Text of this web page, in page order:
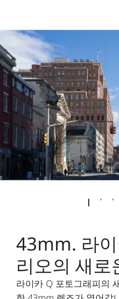
43mm. 라
리오의 새로
라이카 Q 포토그래피의